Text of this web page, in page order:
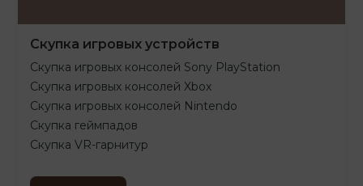
Скупка игровых устройств
Скупка игровых консолей Sony PlayStation
Скупка игровых консолей Xbox
Скупка игровых консолей Nintendo
Скупка геймпадов
Скупка VR-гарнитур